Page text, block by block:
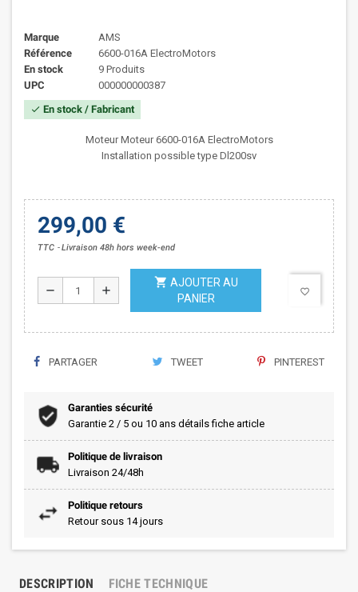
Marque
AMS
Référence
6600-016A ElectroMotors
En stock
9 Produits
UPC
000000000387
check En stock / Fabricant
Moteur Moteur 6600-016A ElectroMotors
Installation possible type Dl200sv
299,00 €
TTC Livraison 48h hors week-end
remove add
shopping_cart AJOUTER AU
PANIER
favorite_border
PARTAGER TWEET PINTEREST
Garanties sécurité
Garantie 2 / 5 ou 10 ans détails fiche article
Politique de livraison
Livraison 24/48h
Politique retours
Retour sous 14 jours
DESCRIPTION FICHE TECHNIQUE